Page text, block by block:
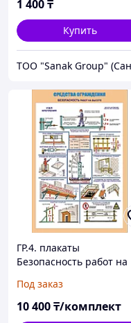
1 400₸
Купить
ГР.4. плакаты
Безопасность работ на
Под заказ
10 400₸/комплект